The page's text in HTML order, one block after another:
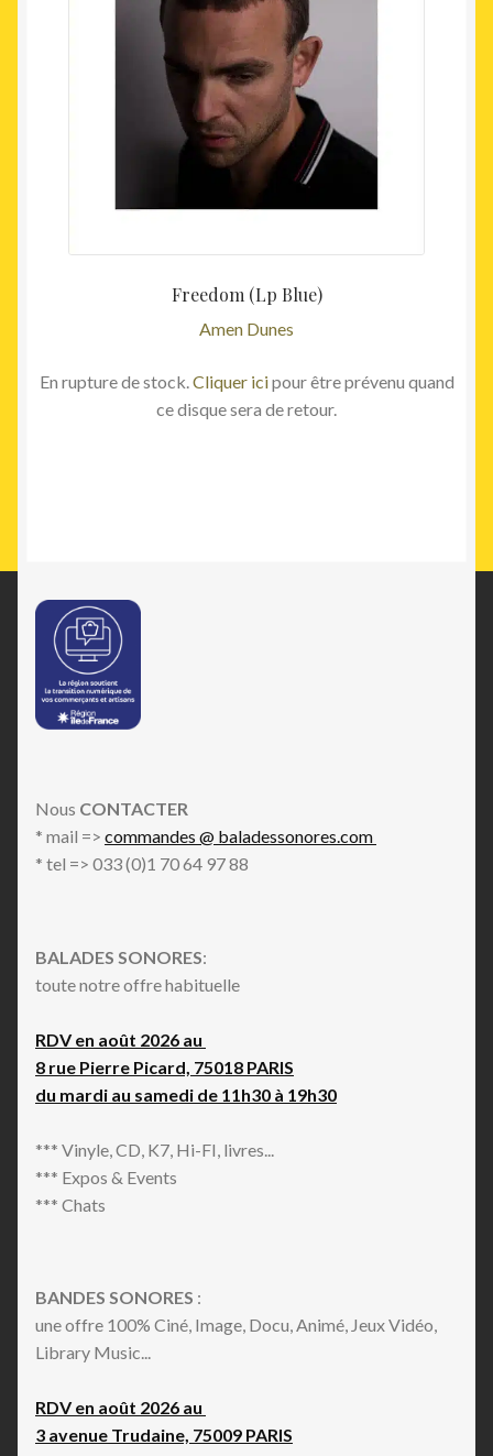
Freedom (Lp Blue)
Amen Dunes
En rupture de stock. Cliquer icipour être prévenu quand
ce disque sera de retour.
Nous CONTACTER
* mail => commandes @ baladessonores.com
* tel => 033 (0)1 70 64 97 88
BALADES SONORES:
toute notre offre habituelle
RDV en août 2026 au
8 rue Pierre Picard, 75018 PARIS
du mardi au samedi de 11h30 à 19h30
*** Vinyle, CD, K7, Hi-FI, livres...
*** Expos & Events
*** Chats
BANDES SONORES :
une offre 100% Ciné, Image, Docu, Animé, Jeux Vidéo,
Library Music...
RDV en août 2026 au
3 avenue Trudaine, 75009 PARIS